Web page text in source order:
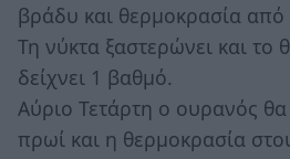
βράδυ και θερμοκρασία
Τη νύκτα ξαστερώνει και το
δείχνει 1 βαθμό.
Αύριο Τετάρτη ο ουρανός θα
πρωί και η θερμοκρασία